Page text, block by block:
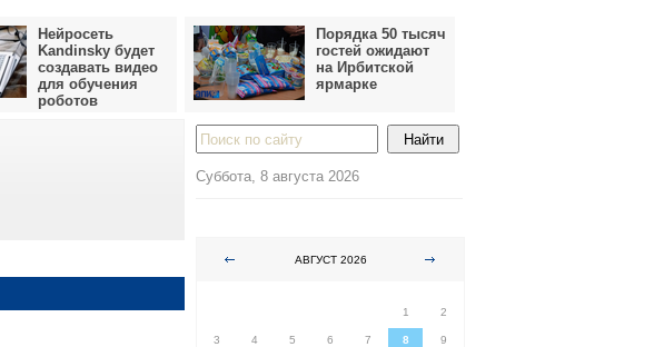
Нейросеть
Kandinsky будет
создавать видео
для обучения
роботов
Порядка 50 тысяч
гостей ожидают
на Ирбитской
ярмарке
Суббота, 8 августа 2026
АВГУСТ 2026
1
2
3 4 5 6 7 8 9